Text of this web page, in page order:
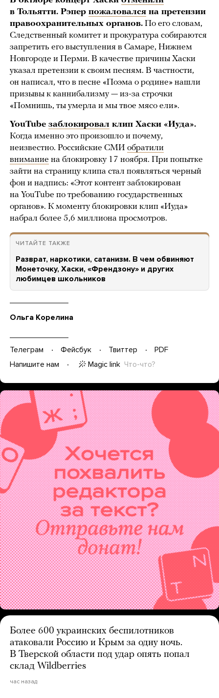
в Тольятти. Рэпер пожаловался на претензии
правоохранительных органов. По его словам,
Следственный комитет и прокуратура собираются
запретить его выступления в Самаре, Нижнем
Новгороде и Перми. В качестве причины Хаски
указал претензии к своим песням. В частности,
он написал, что в песне «Поэма о родине» нашли
призывы к каннибализму — из-за строчки
«Помнишь, ты умерла и мы твое мясо ели».
YouTube заблокировал клип Хаски «Иуда».
Когда именно это произошло и почему,
неизвестно. Российские СМИ обратили
внимание на блокировку 17 ноября. При попытке
зайти на страницу клипа стал появляться черный
фон и надпись: «Этот контент заблокирован
на YouTube по требованию государственных
органов». К моменту блокировки клип «Иуда»
набрал более 5,6 миллиона просмотров.
ЧИТАЙТЕ ТАКЖЕ
Разврат, наркотики, сатанизм. В чем обвиняют
Монеточку, Хаски, «Френдзону» и других
любимцев школьников
Ольга Корелина
Телеграм Фейсбук Твиттер
PDF
Напишите нам
Magic link Что-что?
Более 600 украинских беспилотников
атаковали Россию и Крым за одну ночь.
В Тверской области под удар опять попал
склад Wildberries
час назад